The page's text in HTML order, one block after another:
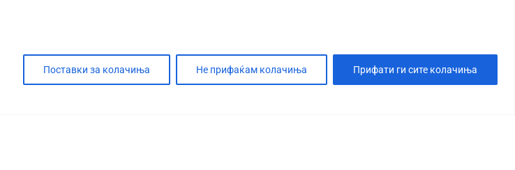
Поставки за колачиња Не прифаќам колачиња Прифати ги сите колачиња